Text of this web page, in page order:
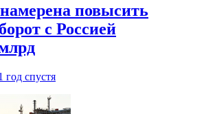
повысить
с Россией
год спустя